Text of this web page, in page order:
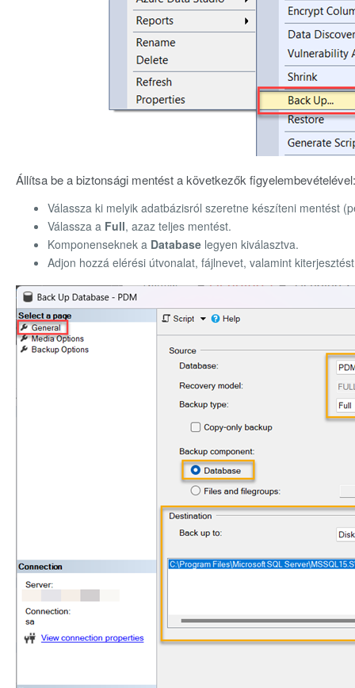
Állítsa be a biztonsági mentést a következők figyelembevételével:
Válassza ki melyik adatbázisról szeretne készíteni mentést
Válassza a Full, azaz teljes mentést.
Komponenseknek a Database legyen kiválasztva.
Adjon hozzá elérési útvonalat, fájlnevet, valamint